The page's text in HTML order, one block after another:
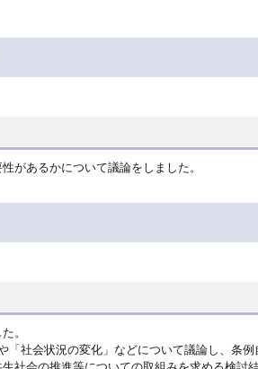
があるかについて議論をしました。
。
社会状況の変化」などについて議論し、条例